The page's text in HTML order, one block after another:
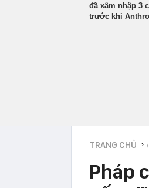
đã xâm nhập 3
trước khi
TRANG CHỦ ›
Pháp